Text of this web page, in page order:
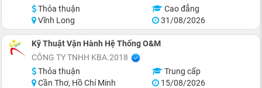
Thỏa thuận
Cao đẳng
Vĩnh Long
31/08/2026
Kỹ Thuật Vận Hành Hệ Thống O&M
CÔNG TY TNHH KBA.2018
Thỏa thuận
Trung cấp
Cần Thơ, Hồ Chí Minh
15/08/2026